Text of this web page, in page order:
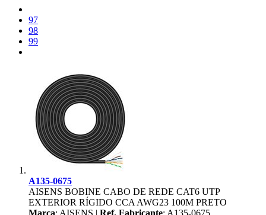
97
98
99
A135-0675
AISENS BOBINE CABO DE REDE CAT6 UTP
EXTERIOR RÍGIDO CCA AWG23 100M PRETO
Marca: AISENS | Ref. Fabricante: A135-0675